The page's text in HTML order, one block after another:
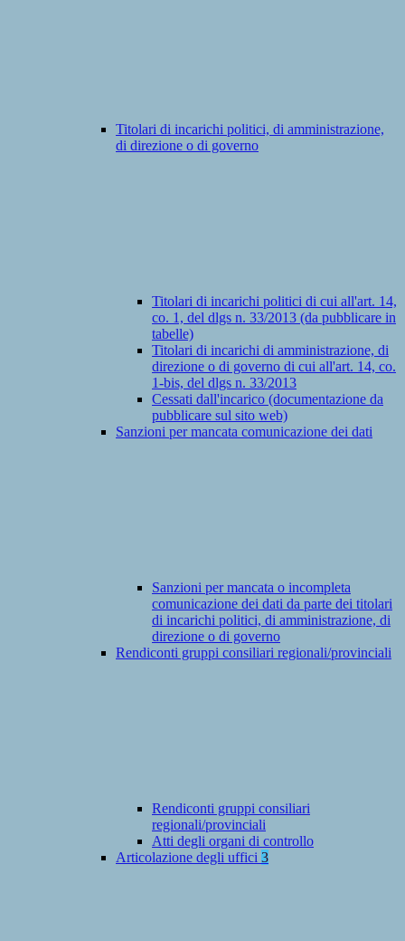
Titolari di incarichi politici, di amministrazione,
di direzione o di governo
Titolari di incarichi politici di cui all'art. 14,
co. 1, del dlgs n. 33/2013 (da pubblicare in
tabelle)
Titolari di incarichi di amministrazione, di
direzione o di governo di cui all'art. 14, co.
1-bis, del dlgs n. 33/2013
Cessati dall'incarico (documentazione da
pubblicare sul sito web)
Sanzioni per mancata comunicazione dei dati
Sanzioni per mancata o incompleta
comunicazione dei dati da parte dei titolari
di incarichi politici, di amministrazione, di
direzione o di governo
Rendiconti gruppi consiliari regionali/provinciali
Rendiconti gruppi consiliari
regionali/provinciali
Atti degli organi di controllo
Articolazione degli uffici 3